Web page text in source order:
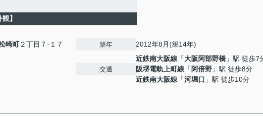
観】
崎町２丁目７-１７ 築年 2012年8月(築14年)
交通
近鉄南大阪線 「大阪阿部野橋 」駅 徒歩7
阪堺電軌上町線 「 阿倍野 」駅 徒歩8分
近鉄南大阪線 「河堀口 」駅 徒歩10分